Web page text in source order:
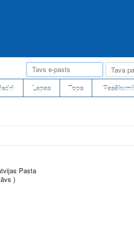
Lapas Tops Pasākumi
Pasta
)